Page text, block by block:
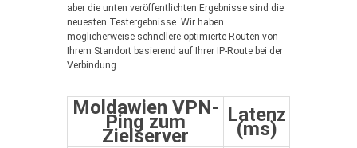
aber die unten veröffentlichten Ergebnisse sind die
neuesten Testergebnisse. Wir haben
möglicherweise schnellere optimierte Routen von
Ihrem Standort basierend auf Ihrer IP-Route bei der
Verbindung.
Moldawien VPN-
Ping zum
Zielserver
Latenz
(ms)